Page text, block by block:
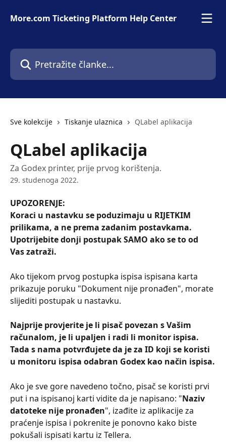
More.com Ticketing Platform Help Center
Pretražite članke...
Sve kolekcije Tiskanje ulaznica QLabel aplikacija
QLabel aplikacija
Za Godex printer, prije prvog korištenja.
29. studenoga 2022.
UPOZORENJE:
Koraci u nastavku se poduzimaju u RIJETKIM
prilikama, a ne prema zadanim postavkama.
Upotrijebite donji postupak SAMO ako se to od
Vas zatraži.
Ako tijekom prvog postupka ispisa ispisana karta
prikazuje poruku "Dokument nije pronađen", morate
slijediti postupak u nastavku.
Najprije provjerite je li pisač povezan s Vašim
računalom, je li upaljen i radi li monitor ispisa.
Tada s nama potvrđujete da je za ID koji se koristi
u monitoru ispisa odabran Godex kao način ispisa.
Ako je sve gore navedeno točno, pisač se koristi prvi
put i na ispisanoj karti vidite da je napisano: "Naziv
datoteke nije pronađen", izađite iz aplikacije za
praćenje ispisa i pokrenite je ponovno kako biste
pokušali ispisati kartu iz Tellera.